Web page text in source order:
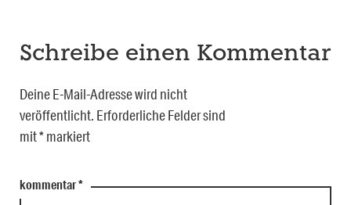
Schreibe einen Kommentar
Deine E-Mail-Adresse wird nicht
veröffentlicht. Erforderliche Felder sind
mit*markiert
kommentar*